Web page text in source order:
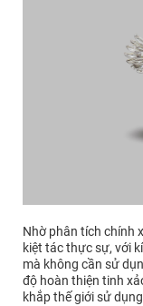
Nhờ phân tích chính
kiệt tác thực sự, với
mà không cần sử
độ hoàn thiện tinh
khắp thế giới sử